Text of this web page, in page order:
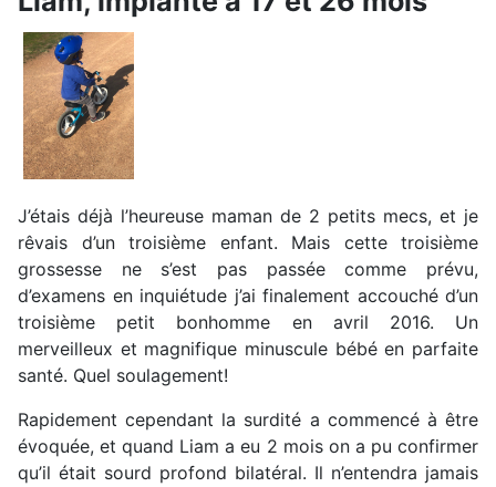
J’étais déjà l’heureuse maman de 2 petits mecs, et je
rêvais d’un troisième enfant. Mais cette troisième
grossesse ne s’est pas passée comme prévu,
d’examens en inquiétude j’ai finalement accouché d’un
troisième petit bonhomme en avril 2016. Un
merveilleux et magnifique minuscule bébé en parfaite
santé. Quel soulagement!
Rapidement cependant la surdité a commencé à être
évoquée, et quand Liam a eu 2 mois on a pu confirmer
qu’il était sourd profond bilatéral. Il n’entendra jamais